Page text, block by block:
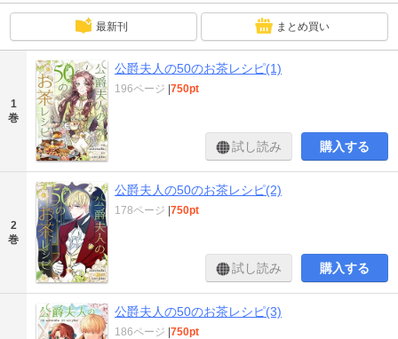
最新刊 まとめ買い
1
巻
公爵夫人の50のお茶レシピ(1)
196ページ |750pt
試し読み 購入する
2
巻
公爵夫人の50のお茶レシピ(2)
178ページ |750pt
試し読み 購入する
公爵夫人の50のお茶レシピ(3)
186ページ |750pt